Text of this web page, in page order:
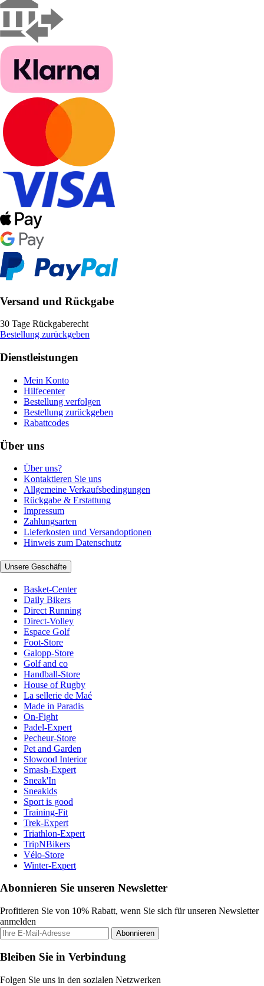
Versand und Rückgabe
30 Tage Rückgaberecht
Bestellung zurückgeben
Dienstleistungen
Mein Konto
Hilfecenter
Bestellung verfolgen
Bestellung zurückgeben
Rabattcodes
Über uns
Über uns?
Kontaktieren Sie uns
Allgemeine Verkaufsbedingungen
Rückgabe & Erstattung
Impressum
Zahlungsarten
Lieferkosten und Versandoptionen
Hinweis zum Datenschutz
Unsere Geschäfte
Basket-Center
Daily Bikers
Direct Running
Direct-Volley
Espace Golf
Foot-Store
Galopp-Store
Golf and co
Handball-Store
House of Rugby
La sellerie de Maé
Made in Paradis
On-Fight
Padel-Expert
Pecheur-Store
Pet and Garden
Slowood Interior
Smash-Expert
Sneak'In
Sneakids
Sport is good
Training-Fit
Trek-Expert
Triathlon-Expert
TripNBikers
Vélo-Store
Winter-Expert
Abonnieren Sie unseren Newsletter
Profitieren Sie von 10% Rabatt, wenn Sie sich für unseren Newsletter
anmelden
Abonnieren
Bleiben Sie in Verbindung
Folgen Sie uns in den sozialen Netzwerken